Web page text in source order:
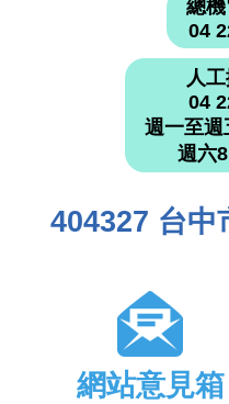
總
04
人
04
週一至
週六
404327 台中
網站意見箱